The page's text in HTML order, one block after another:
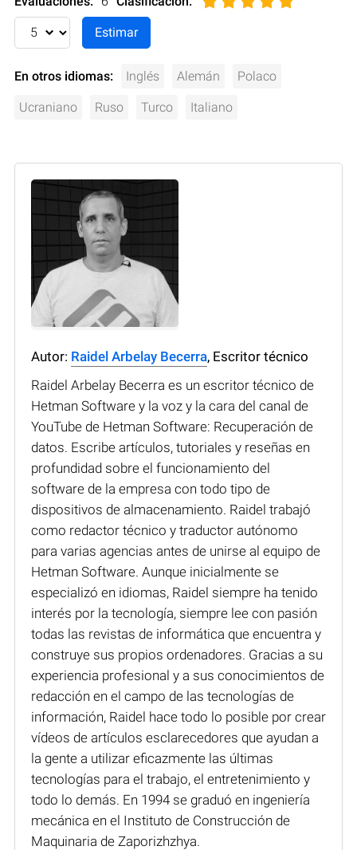
En otros idiomas: Inglés Alemán Polaco
Ucraniano Ruso Turco Italiano
Autor: Raidel Arbelay Becerra, Escritor técnico
Raidel Arbelay Becerra es un escritor técnico de
Hetman Software y la voz y la cara del canal de
YouTube de Hetman Software: Recuperación de
datos. Escribe artículos, tutoriales y reseñas en
profundidad sobre el funcionamiento del
software de la empresa con todo tipo de
dispositivos de almacenamiento. Raidel trabajó
como redactor técnico y traductor autónomo
para varias agencias antes de unirse al equipo de
Hetman Software. Aunque inicialmente se
especializó en idiomas, Raidel siempre ha tenido
interés por la tecnología, siempre lee con pasión
todas las revistas de informática que encuentra y
construye sus propios ordenadores. Gracias a su
experiencia profesional y a sus conocimientos de
redacción en el campo de las tecnologías de
información, Raidel hace todo lo posible por crear
vídeos de artículos esclarecedores que ayudan a
la gente a utilizar eficazmente las últimas
tecnologías para el trabajo, el entretenimiento y
todo lo demás. En 1994 se graduó en ingeniería
mecánica en el Instituto de Construcción de
Maquinaria de Zaporizhzhya.